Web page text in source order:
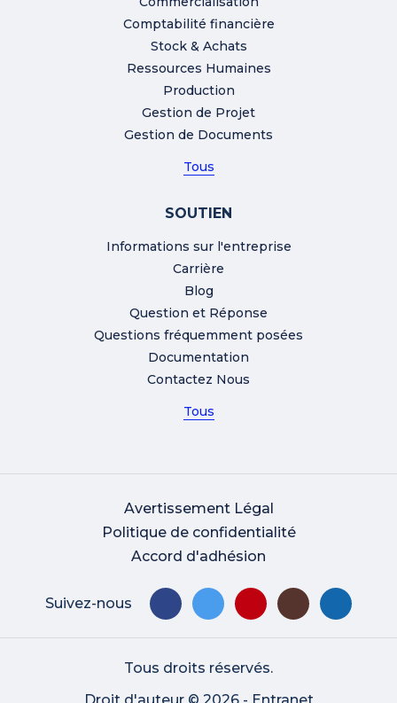
Comptabilité financière
Stock & Achats
Ressources Humaines
Production
Gestion de Projet
Gestion de Documents
Tous
SOUTIEN
Informations sur l'entreprise
Carrière
Blog
Question et Réponse
Questions fréquemment posées
Documentation
Contactez Nous
Tous
Avertissement Légal
Politique de confidentialité
Accord d'adhésion
Suivez-nous
Tous droits réservés.
Droit d'auteur © 2026 - Entranet